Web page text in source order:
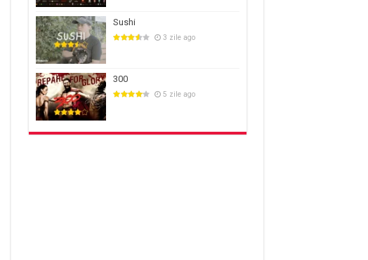
Sushi
3 zile ago
300
5 zile ago